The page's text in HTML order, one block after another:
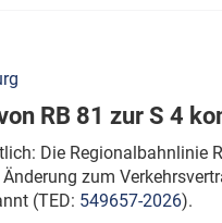
RB 81 zur S 4
Die Regionalbahnlinie
zum
(TED: 549657-2026).